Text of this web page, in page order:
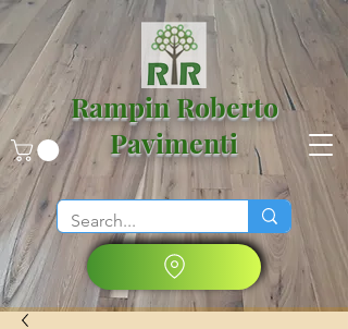
Rampin Roberto
Pavimenti